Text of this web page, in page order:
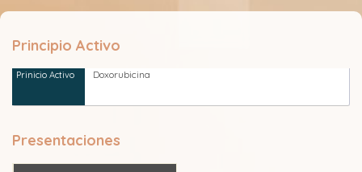
Principio Activo
Doxorubicina
Presentaciones